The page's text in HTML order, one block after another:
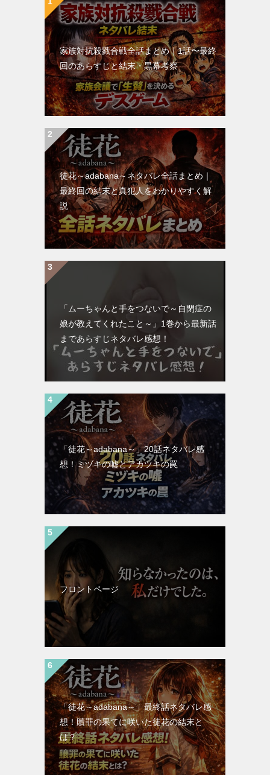
家族対抗殺戮合戦全話まとめ｜1話〜最終
回のあらすじと結末・黒幕考察
徒花～adabana～ネタバレ全話まとめ｜
最終回の結末と真犯人をわかりやすく解
説
「ムーちゃんと手をつないで～自閉症の
娘が教えてくれたこと～」1巻から最新話
まであらすじネタバレ感想！
「徒花～adabana～」20話ネタバレ感
想！ミヅキの嘘とアカツキの罠
フロントページ
「徒花～adabana～」最終話ネタバレ感
想！贖罪の果てに咲いた徒花の結末と
は？